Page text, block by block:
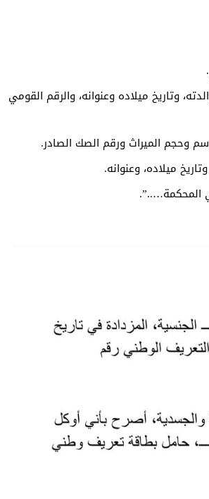
وتاريخ ميلاده وعنوانه، والرقم القومي
وحجم الميراث ورقم الصك الصادر.
ميلاده، وعنوانه.
المحكمة…..”.